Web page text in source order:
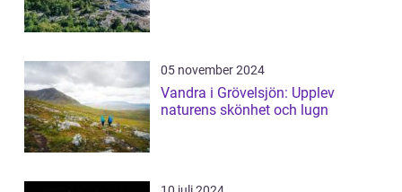
05 november 2024
Vandra i Grövelsjön: Upplev
naturens skönhet och lugn